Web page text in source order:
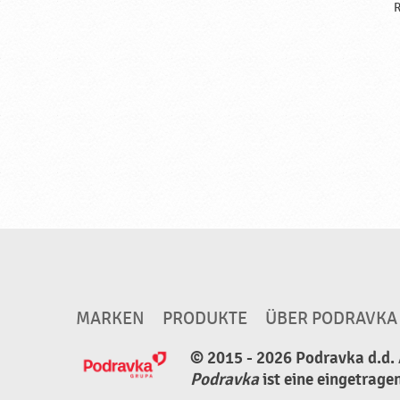
MARKEN PRODUKTE
ÜBER PODRAVKA
© 2015 - 2026 Podravka
Podravkaist eine